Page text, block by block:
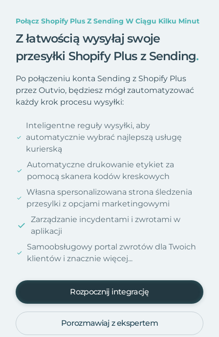
Połącz Shopify Plus Z Sending W Ciągu Kilku Minut
Z łatwością wysyłaj swoje
przesyłki Shopify Plus z Sending.
Po połączeniu konta Sending z Shopify Plus
przez Outvio, będziesz mógł zautomatyzować
każdy krok procesu wysyłki:
Inteligentne reguły wysyłki, aby
automatycznie wybrać najlepszą usługę
kurierską
Automatyczne drukowanie etykiet za
pomocą skanera kodów kreskowych
Własna spersonalizowana strona śledzenia
przesylki z opcjami marketingowymi
Zarządzanie incydentami i zwrotami w
aplikacji
Samoobsługowy portal zwrotów dla Twoich
klientów i znacznie więcej...
Rozpocznij integrację
Porozmawiaj z ekspertem